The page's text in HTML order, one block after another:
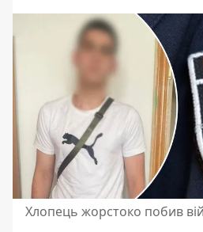
Хлопець жорстоко побив